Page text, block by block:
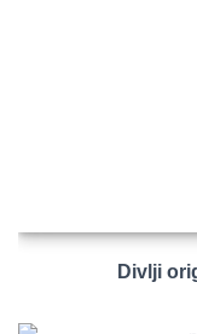
Divlji